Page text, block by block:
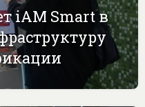
iAM Smart в